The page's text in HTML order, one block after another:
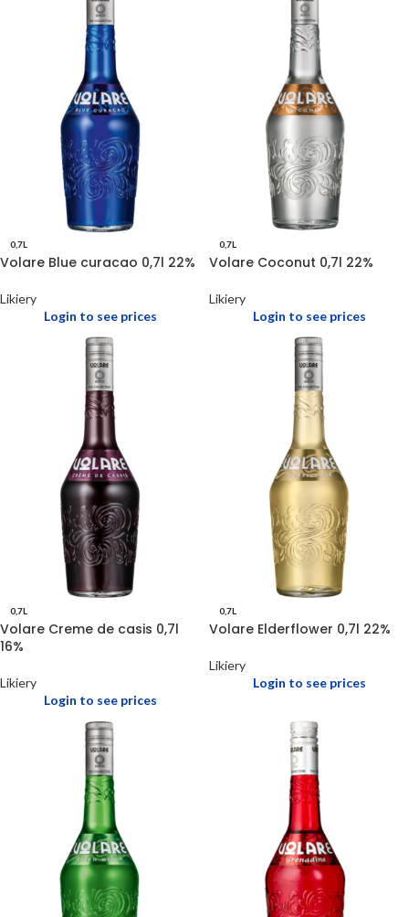
0,7L
Volare Blue curacao 0,7l 22%
Likiery
Login to see prices
0,7L
Volare Coconut 0,7l 22%
Likiery
Login to see prices
0,7L
Volare Creme de casis 0,7l
16%
Likiery
Login to see prices
0,7L
Volare Elderflower 0,7l 22%
Likiery
Login to see prices